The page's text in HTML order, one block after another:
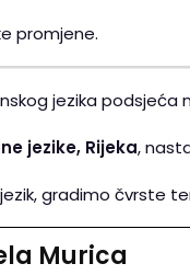
promjene.
jezika podsjeća
jezike, Rijeka,
gradimo čvrste
Murica